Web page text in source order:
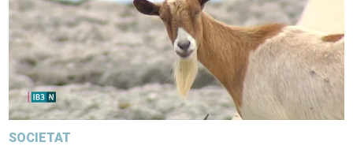
SOCIETAT